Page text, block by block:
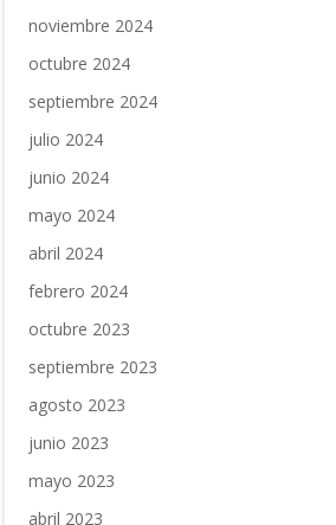
noviembre 2024
octubre 2024
septiembre 2024
julio 2024
junio 2024
mayo 2024
abril 2024
febrero 2024
octubre 2023
septiembre 2023
agosto 2023
junio 2023
mayo 2023
abril 2023